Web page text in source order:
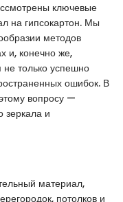
ключевые
на гипсокартон. Мы
методов
и, конечно же,
не только успешно
ошибок. В
вопросу —
зеркала и
материал,
потолков и